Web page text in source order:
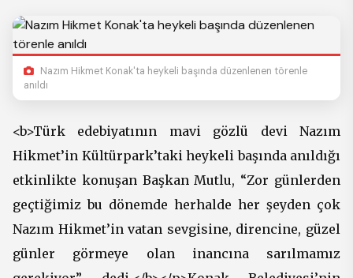
Nazım Hikmet Konak'ta heykeli başında düzenlenen törenle
anıldı
<b>Türk edebiyatının mavi gözlü devi Nazım
Hikmet’in Kültürpark’taki heykeli başında anıldığı
etkinlikte konuşan Başkan Mutlu, “Zor günlerden
geçtiğimiz bu dönemde herhalde her şeyden çok
Nazım Hikmet’in vatan sevgisine, direncine, güzel
günler görmeye olan inancına sarılmamız